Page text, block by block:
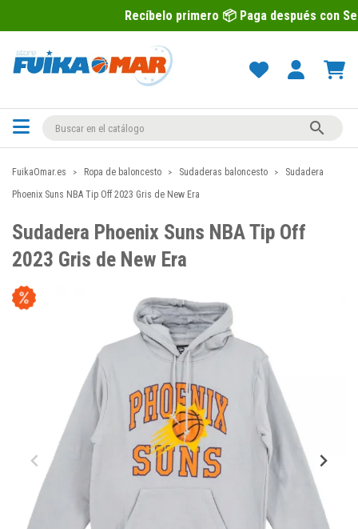
Recíbelo primero 📦 Paga después con Sequra 💶

FuikaOmar.es Ropa de baloncesto Sudaderas baloncesto
Sudadera
Phoenix Suns NBA Tip Off 2023 Gris de New Era
Sudadera Phoenix Suns NBA Tip Off
2023 Gris de New Era